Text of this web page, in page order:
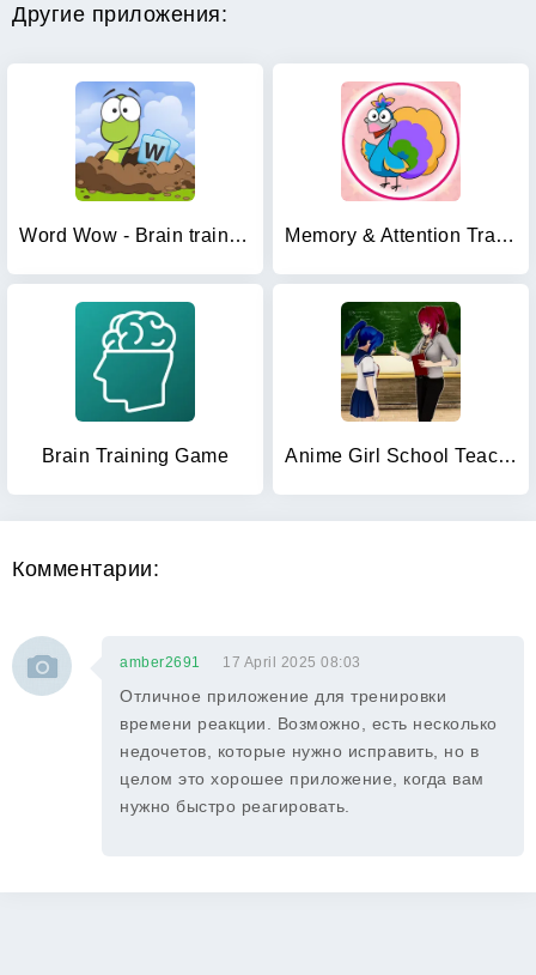
Другие приложения:
Word Wow - Brain training fun Memory & Attention Training
Brain Training Game Anime Girl School Teacher 3D
Комментарии:
amber2691 17 April 2025 08:03
Отличное приложение для тренировки
времени реакции. Возможно, есть несколько
недочетов, которые нужно исправить, но в
целом это хорошее приложение, когда вам
нужно быстро реагировать.